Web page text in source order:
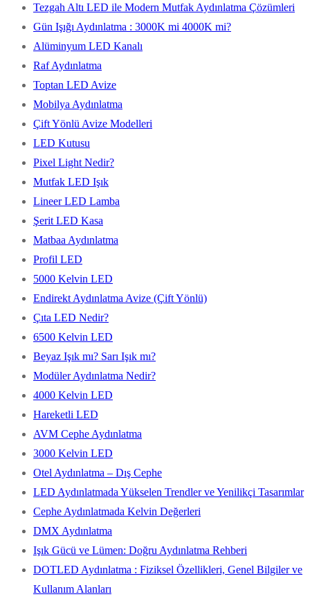
Tezgah Altı LED ile Modern Mutfak Aydınlatma Çözümleri
Gün Işığı Aydınlatma : 3000K mi 4000K mi?
Alüminyum LED Kanalı
Raf Aydınlatma
Toptan LED Avize
Mobilya Aydınlatma
Çift Yönlü Avize Modelleri
LED Kutusu
Pixel Light Nedir?
Mutfak LED Işık
Lineer LED Lamba
Şerit LED Kasa
Matbaa Aydınlatma
Profil LED
5000 Kelvin LED
Endirekt Aydınlatma Avize (Çift Yönlü)
Çıta LED Nedir?
6500 Kelvin LED
Beyaz Işık mı? Sarı Işık mı?
Modüler Aydınlatma Nedir?
4000 Kelvin LED
Hareketli LED
AVM Cephe Aydınlatma
3000 Kelvin LED
Otel Aydınlatma – Dış Cephe
LED Aydınlatmada Yükselen Trendler ve Yenilikçi Tasarımlar
Cephe Aydınlatmada Kelvin Değerleri
DMX Aydınlatma
Işık Gücü ve Lümen: Doğru Aydınlatma Rehberi
DOTLED Aydınlatma : Fiziksel Özellikleri, Genel Bilgiler ve
Kullanım Alanları